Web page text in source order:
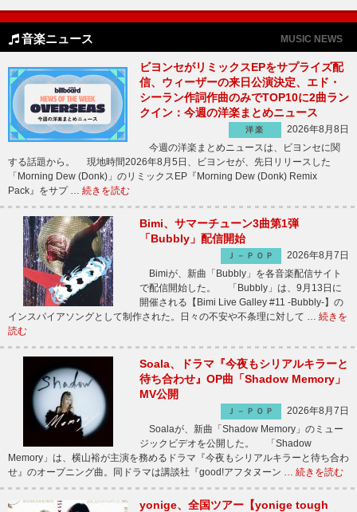
音楽ニュース MUSIC NEWS
ビヨンセがリミックスEPをサプライズ配
信、ウィーザーの来日公演決定、エド・
シーラン作詞作曲のみでTOP10に2曲ラン
クイン：今週の洋楽まとめニュース
洋楽
2026年8月8日
今週の洋楽まとめニュースは、ビヨンセに関
する話題から。 現地時間2026年8月5日、ビヨンセが、先日リリースした
「Morning Dew (Donk)」のリミックスEP『Morning Dew (Donk) Remix
Pack』をサプ … 続きを読む
Bimi、サマーチューン3曲第1弾
「Bubbly」配信開始
Ｊ－ＰＯＰ
2026年8月7日
Bimiが、新曲「Bubbly」を各音楽配信サイト
で配信開始した。 「Bubbly」は、9月13日に
開催される【Bimi Live Galley #11 -Bubbly-】の
インスパイアソングとして制作された。日々の不安や不条理に対して … 続きを
読む
Soala、ドラマ『今夜もシリアルキラーと
待ち合わせ』OP曲「Shadow Memory」
MV公開
Ｊ－ＰＯＰ
2026年8月7日
Soalaが、新曲「Shadow Memory」のミュー
ジックビデオを公開した。 「Shadow
Memory」は、横山裕が主演を務めるドラマ『今夜もシリアルキラーと待ち合わ
せ』のオープニング曲。同ドラマは講談社『good!アフタヌーン … 続きを読む
yonige、全国ツアー【yonige tough